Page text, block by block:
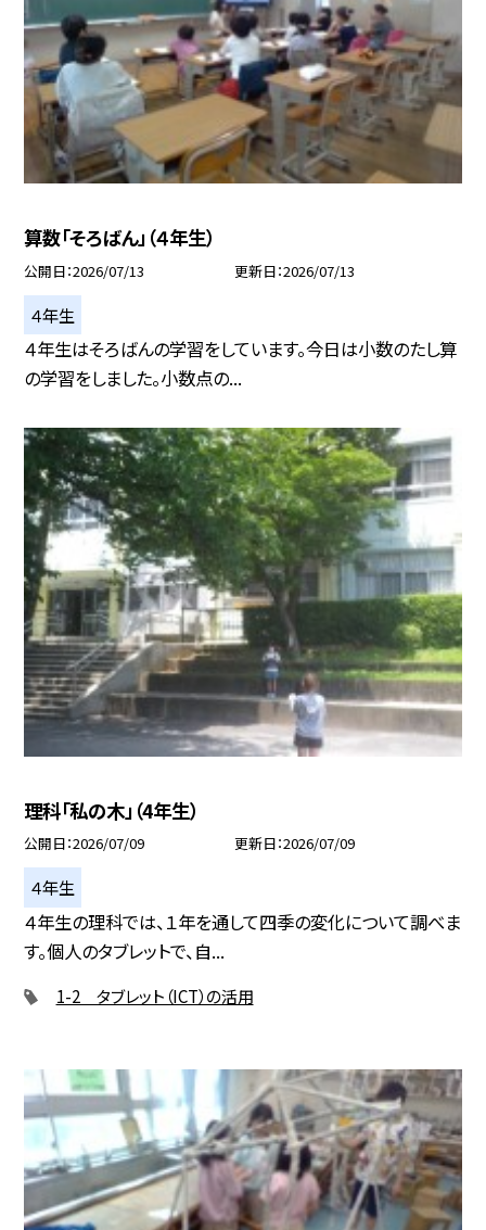
算数「そろばん」（４年生）
公開日 2026/07/13 更新日 2026/07/13
４年生
４年生はそろばんの学習をしています。今日は小数のたし算
の学習をしました。小数点の...
理科「私の木」（4年生）
公開日 2026/07/09 更新日 2026/07/09
４年生
４年生の理科では、１年を通して四季の変化について調べま
す。個人のタブレットで、自...
1-2 タブレット（ICT）の活用